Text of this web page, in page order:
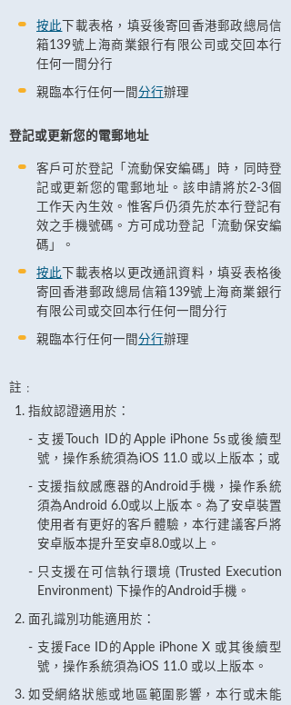
按此 下載表格，填妥後寄回香港郵政總局信
箱139號上海商業銀行有限公司或交回本行
任何一間分行
親臨本行任何一間分行辦理
登記或更新您的電郵地址
客戶可於登記「流動保安編碼」時，同時登
記或更新您的電郵地址。該申請將於2-3個
工作天內生效。惟客戶仍須先於本行登記有
效之手機號碼。方可成功登記「流動保安編
碼」。
按此 下載表格以更改通訊資料，填妥表格後
寄回香港郵政總局信箱139號上海商業銀行
有限公司或交回本行任何一間分行
親臨本行任何一間分行辦理
註﹕
指紋認證適用於：
支援Touch ID的Apple iPhone 5s或後續型
號，操作系統須為iOS 11.0 或以上版本；或
支援指紋感應器的Android手機，操作系統
須為Android 6.0或以上版本。為了安卓裝置
使用者有更好的客戶體驗，本行建議客戶將
安卓版本提升至安卓8.0或以上。
只支援在可信執行環境 (Trusted Execution
Environment) 下操作的Android手機。
面孔識別功能適用於：
支援Face ID的Apple iPhone X 或其後續型
號，操作系統須為iOS 11.0 或以上版本。
如受網絡狀態或地區範圍影響，本行或未能